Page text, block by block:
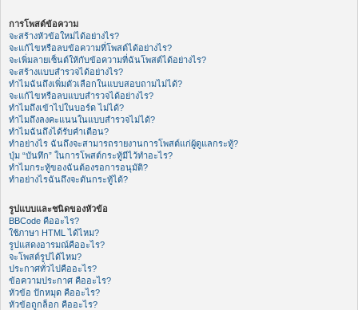
การโพสต์ข้อความ
จะสร้างหัวข้อใหม่ได้อย่างไร?
จะแก้ไขหรือลบข้อความที่โพสต์ได้อย่างไร?
จะเพิ่มลายเซ็นต์ให้กับข้อความที่ฉันโพสต์ได้อย่างไร?
จะสร้างแบบสำรวจได้อย่างไร?
ทำไมฉันถึงเพิ่มตัวเลือกในแบบสอบถามไม่ได้?
จะแก้ไขหรือลบแบบสำรวจได้อย่างไร?
ทำไมถึงเข้าไปในบอร์ด ไม่ได้?
ทำไมถึงลงคะแนนในแบบสำรวจไม่ได้?
ทำไมฉันถึงได้รับคำเตือน?
ทำอย่างไร ฉันถึงจะสามารถรายงานการโพสต์แก่ผู้ดูแลกระทู้?
ปุ่ม “บันทึก” ในการโพสต์กระทู้มีไว้ทำอะไร?
ทำไมกระทู้ของฉันต้องรอการอนุมัติ?
ทำอย่างไรฉันถึงจะดันกระทู้ได้?
รูปแบบและชนิดของหัวข้อ
BBCode คืออะไร?
ใช้ภาษา HTML ได้ไหม?
รูปแสดงอารมณ์คืออะไร?
จะโพสต์รูปได้ไหม?
ประกาศทั่วไปคืออะไร?
ข้อความประกาศ คืออะไร?
หัวข้อ ปักหมุด คืออะไร?
หัวข้อถูกล็อก คืออะไร?